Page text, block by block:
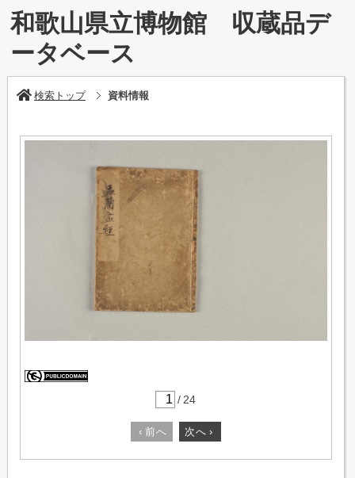
和歌山県立博物館 収蔵品デ
ータベース
検索トップ 資料情報
/ 24
‹ 前へ 次へ ›